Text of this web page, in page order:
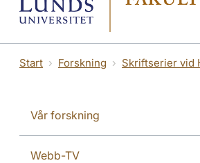
Start Forskning Skriftserier vid
Vår forskning
Webb-TV